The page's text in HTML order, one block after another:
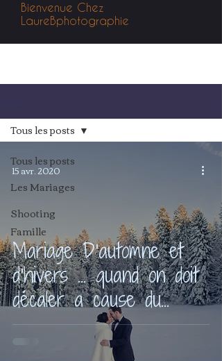
Bienvenue Chez
LaureBphotographie
Tous les posts
Les Mariages
Shooting
Famille
Tous les posts
Mariage D'automne et
d'hivers … quand on doit
décaler a cause du
confinement lié au Cov19.
15 avr. 2020